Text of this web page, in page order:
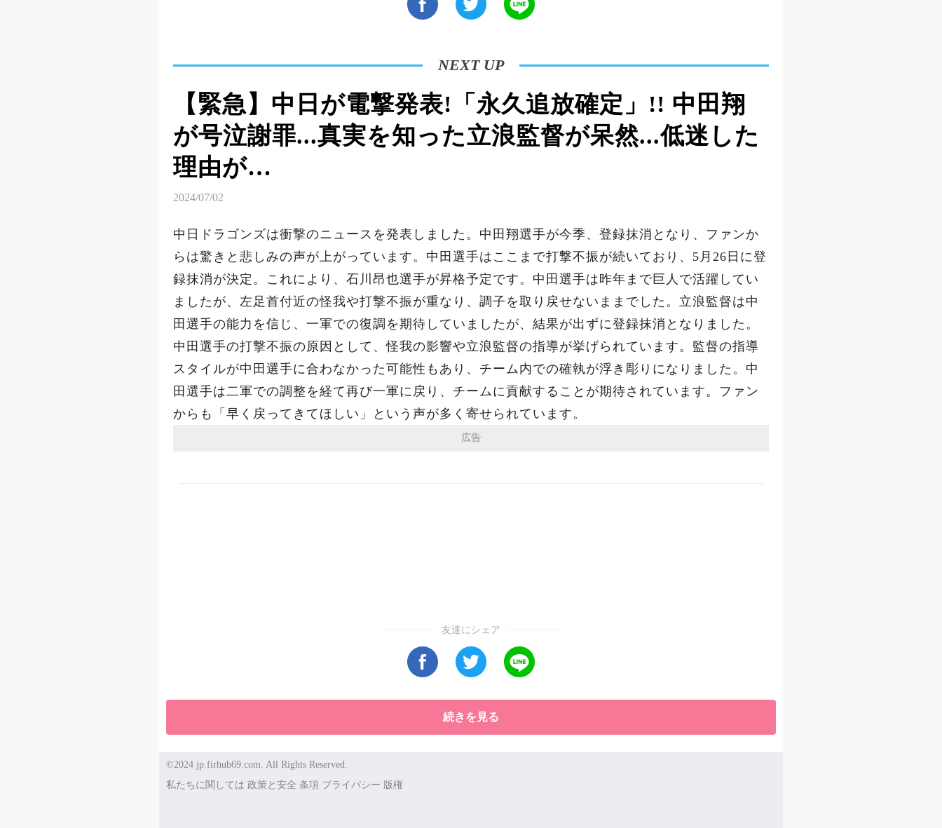
NEXT UP
【緊急】中日が電撃発表!「永久追放確定」!! 中田翔
が号泣謝罪...真実を知った立浪監督が呆然...低迷した
理由が…
2024/07/02
中日ドラゴンズは衝撃のニュースを発表しました。中田翔選手が今季、登録抹消となり、ファンか
らは驚きと悲しみの声が上がっています。中田選手はここまで打撃不振が続いており、5月26日に登
録抹消が決定。これにより、石川昂也選手が昇格予定です。中田選手は昨年まで巨人で活躍してい
ましたが、左足首付近の怪我や打撃不振が重なり、調子を取り戻せないままでした。立浪監督は中
田選手の能力を信じ、一軍での復調を期待していましたが、結果が出ずに登録抹消となりました。
中田選手の打撃不振の原因として、怪我の影響や立浪監督の指導が挙げられています。監督の指導
スタイルが中田選手に合わなかった可能性もあり、チーム内での確執が浮き彫りになりました。中
田選手は二軍での調整を経て再び一軍に戻り、チームに貢献することが期待されています。ファン
からも「早く戻ってきてほしい」という声が多く寄せられています。
広告
友達にシェア
続きを見る
©2024 jp.firhub69.com. All Rights Reserved.
私たちに関しては 政策と安全 条項 プライバシー 版権